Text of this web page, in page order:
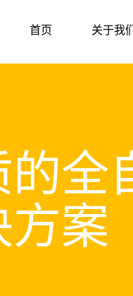
首页 关于我们
的全
方案